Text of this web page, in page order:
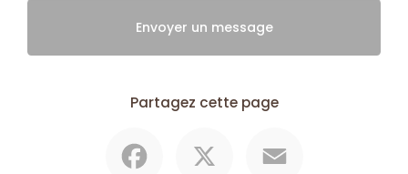
Envoyer un message
Partagez cette page